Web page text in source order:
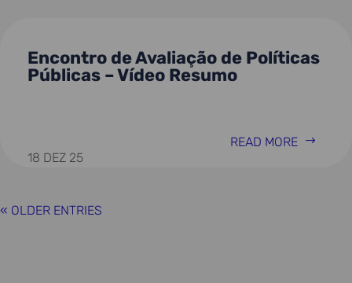
Encontro de Avaliação de Políticas
Públicas – Vídeo Resumo
18 DEZ 25
READ MORE
« OLDER ENTRIES